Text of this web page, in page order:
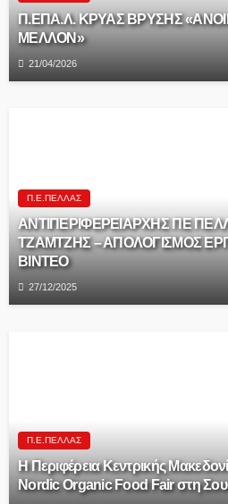
Π.ΕΠΑ.Λ. ΚΡΥΑΣ ΒΡΥΣΗΣ
ΜΕΛΛΟΝ»
21/04/2026
Π.Ε.ΠΈΛΛΑΣ
ΑΝΤΙΠΕΡΙΦΕΡΕΙΑΡΧΗΣ ΠΕ
ΤΖΑΜΤΖΗΣ – ΑΠΟΛΟΓΙΣΜΟΣ
ΒΙΝΤΕΟ
27/12/2025
Π.Ε.ΠΈΛΛΑΣ
Η Περιφέρεια Κεντρικής
Nordic Organic Food Fair στη